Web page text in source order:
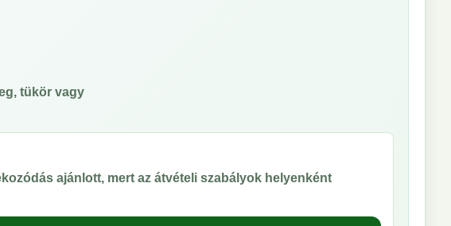
tükör vagy
ajánlott, mert az átvételi szabályok helyenként